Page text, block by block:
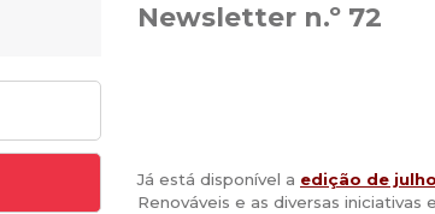
Newsletter n.º 72
Já está disponível a edição de
Renováveis e as diversas